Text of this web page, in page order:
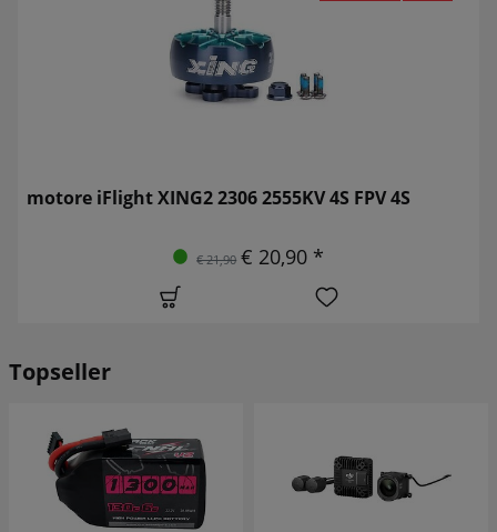
motore iFlight XING2 2306 2555KV 4S FPV 4S
€ 21,90 € 20,90 *
Topseller